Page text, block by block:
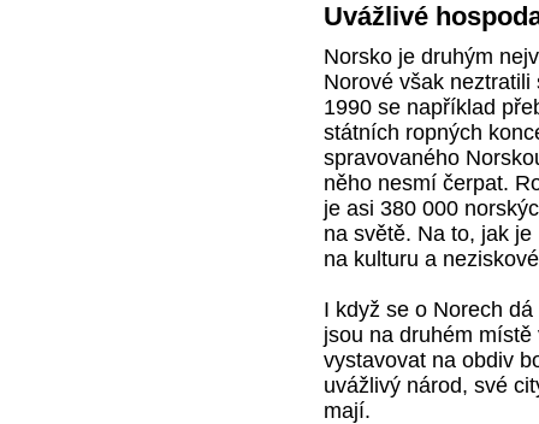
Uvážlivé
Norsko je druhým
Norové však
1990 se například
státních ropných
spravovaného
něho nesmí čerpat.
je asi 380 000
na světě. Na to, jak
na kulturu a
I když se o Norech
jsou na druhém
vystavovat na obdiv
uvážlivý národ, své
mají.